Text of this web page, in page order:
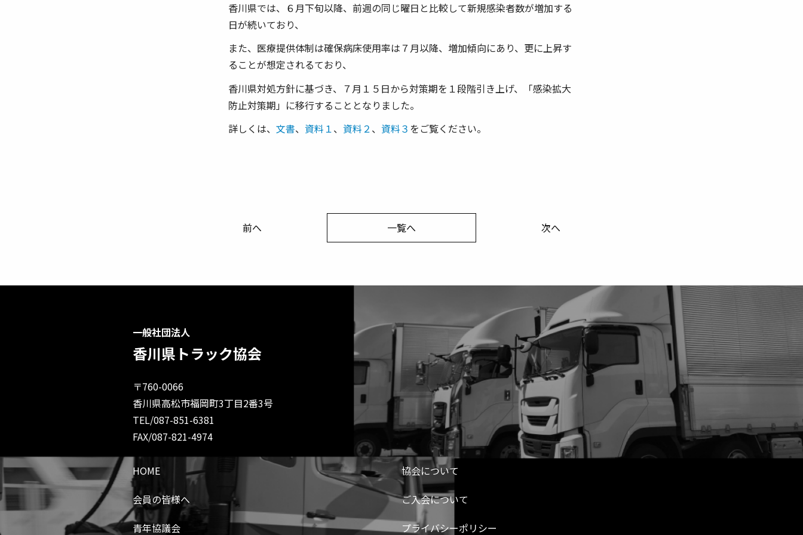
香川県では、６月下旬以降、前週の同じ曜日と比較して新規感染者数が増加する
日が続いており、
また、医療提供体制は確保病床使用率は７月以降、増加傾向にあり、更に上昇す
ることが想定されるており、
香川県対処方針に基づき、７月１５日から対策期を１段階引き上げ、「感染拡大
防止対策期」に移行することとなりました。
詳しくは、 文書、 資料１ 、 資料２ 、 資料３ をご覧ください。
前へ 一覧へ 次へ
一般社団法人
香川県トラック協会
〒760-0066
香川県高松市福岡町3丁目2番3号
TEL/087-851-6381
FAX/087-821-4974
HOME
協会について
会員の皆様へ
ご入会について
青年協議会
プライバシーポリシー